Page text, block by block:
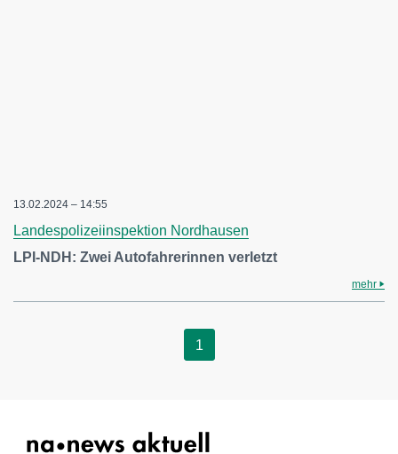
13.02.2024 – 14:55
Landespolizeiinspektion Nordhausen
LPI-NDH: Zwei Autofahrerinnen verletzt
mehr
1